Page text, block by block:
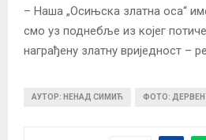
– Наша „Осињска златна оса“
смо уз поднебље из којег
награђену златну вриједност –
АУТОР: НЕНАД СИМИЋ ФОТО: